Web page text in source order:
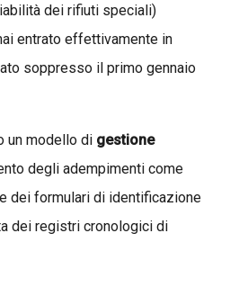
dei rifiuti speciali)
entrato effettivamente in
soppresso il primo gennaio
un modello di gestione
degli adempimenti come
dei formulari di identificazione
dei registri cronologici di